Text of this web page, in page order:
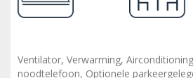
Ventilator, Verwarming,
noodtelefoon, Optionele